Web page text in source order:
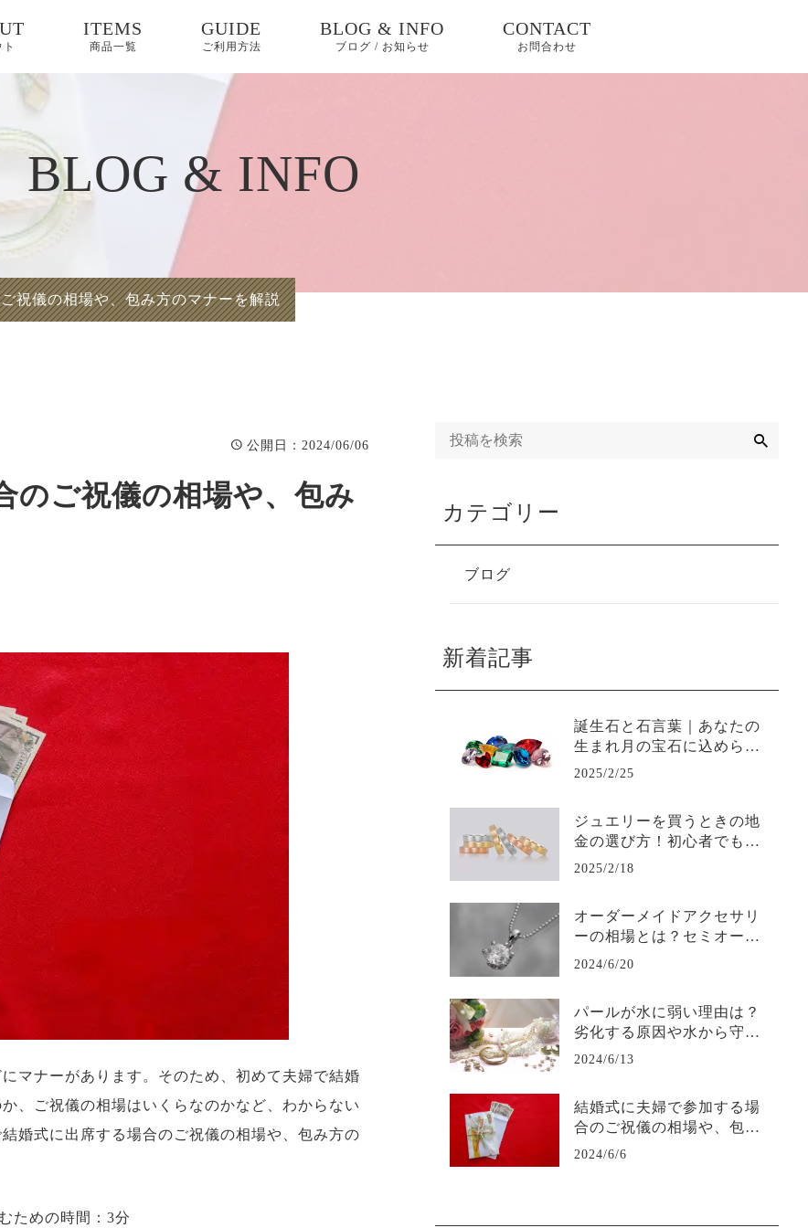
ITEMS
商品一覧
GUIDE
ご利用方法
BLOG & INFO
ブログ / お知らせ
CONTACT
お問合わせ
BLOG & INFO
祝儀の相場や、包み方のマナーを解説
公開日 ：2024/06/06
のご祝儀の相場や、包み
マナーがあります。そのため、初めて夫婦で結婚
、ご祝儀の相場はいくらなのかなど、わからない
婚式に出席する場合のご祝儀の相場や、包み方の
ための時間：3分
カテゴリー
ブログ
新着記事
誕生石と石言葉｜あなたの
生まれ月の宝石に込められ
た意味とは？】
2025/2/25
ジュエリーを買うときの地
金の選び方！初心者でもわ
かるガイド
2025/2/18
オーダーメイドアクセサリ
ーの相場とは？セミオーダ
ーメイドも解説
2024/6/20
パールが水に弱い理由は？
劣化する原因や水から守る
対策も徹底解説
2024/6/13
結婚式に夫婦で参加する場
合のご祝儀の相場や、包み
方のマナーを解説
2024/6/6